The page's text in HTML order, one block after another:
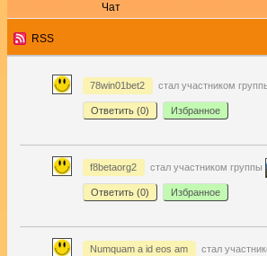
Чат
RSS
78win01bet2 стал участником
Ответить (0) Избранное
f8betaorg2 стал участником группы
Ответить (0) Избранное
Numquam a id eos am стал